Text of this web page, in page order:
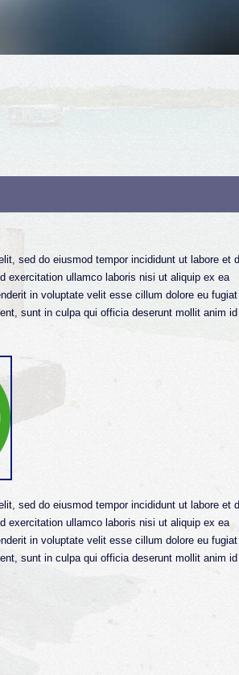
sed do eiusmod tempor incididunt ut labore et
exercitation ullamco laboris nisi ut aliquip ex ea
in voluptate velit esse cillum dolore eu
sunt in culpa qui officia deserunt mollit anim
sed do eiusmod tempor incididunt ut labore et
exercitation ullamco laboris nisi ut aliquip ex ea
in voluptate velit esse cillum dolore eu
sunt in culpa qui officia deserunt mollit anim